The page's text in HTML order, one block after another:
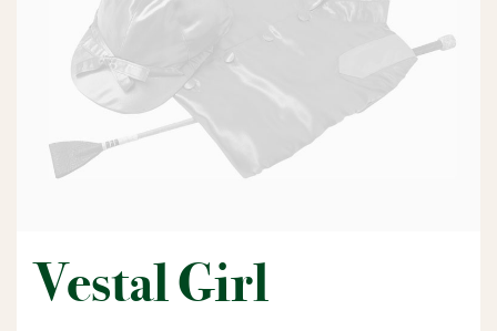
Vestal Girl